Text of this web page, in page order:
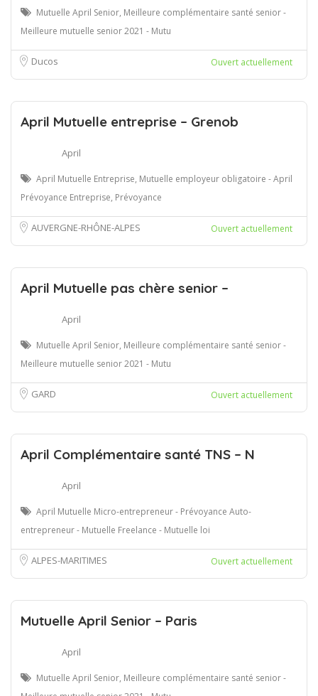
Mutuelle April Senior, Meilleure complémentaire santé senior -
Meilleure mutuelle senior 2021 - Mutu
Ducos Ouvert actuellement
April Mutuelle entreprise – Grenob
April
April Mutuelle Entreprise, Mutuelle employeur obligatoire - April
Prévoyance Entreprise, Prévoyance
AUVERGNE-RHÔNE-ALPES Ouvert actuellement
April Mutuelle pas chère senior –
April
Mutuelle April Senior, Meilleure complémentaire santé senior -
Meilleure mutuelle senior 2021 - Mutu
GARD Ouvert actuellement
April Complémentaire santé TNS – N
April
April Mutuelle Micro-entrepreneur - Prévoyance Auto-
entrepreneur - Mutuelle Freelance - Mutuelle loi
ALPES-MARITIMES Ouvert actuellement
Mutuelle April Senior – Paris
April
Mutuelle April Senior, Meilleure complémentaire santé senior -